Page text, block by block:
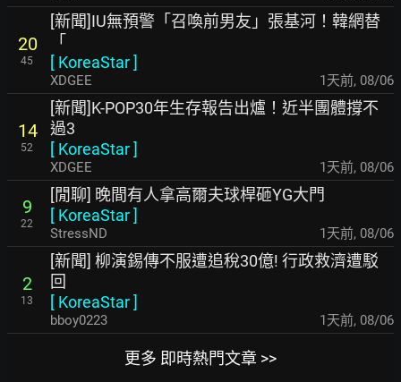
20
45
[新聞]IU無預警「召喚前男友」張基河！韓網替
「
[ KoreaStar]
XDGEE 1天前, 08/06
14
52
[新聞]K-POP30年生存報告出爐！近半團體撐不
過3
[ KoreaStar]
XDGEE 1天前, 08/06
9
22
[閒聊] 晚間有人拿高爾夫球桿砸YG大門
[ KoreaStar]
StressND 1天前, 08/06
2
13
[新聞] 柳演錫傳不服遭追稅30億! 行政救濟遭駁
回
[ KoreaStar]
bboy0223 1天前, 08/06
更多 即時熱門文章 >>